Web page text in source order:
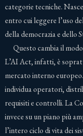
categorie tecniche.
entro cui leggere l’uso
della democrazia e dello
Questo cambia il
L’AI Act, infatti, è
mercato interno
individua operatori,
requisiti e controlli. La
invece su un piano più
l’intero ciclo di vita dei